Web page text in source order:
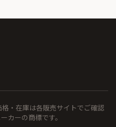
・在庫は各販売サイトでご確認
カーの商標です。